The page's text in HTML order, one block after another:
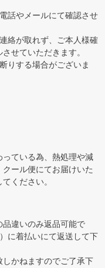
話やメールにて確認させ
絡が取れず、ご本人様確
せていただきます。
りする場合がございま
ている為、熱処理や減
ール便にてお届けいた
ください。
違いのみ返品可能で
に着払いにて返送して下
かねますのでご了承下